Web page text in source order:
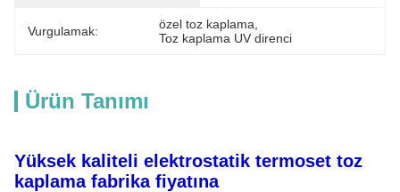
Vurgulamak: özel toz kaplama
Toz kaplama UV direnci
Ürün Tanımı
Yüksek kaliteli elektrostatik termoset toz
kaplama fabrika fiyatına